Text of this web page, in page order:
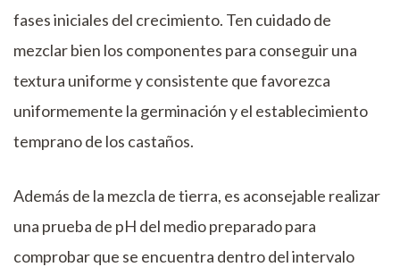
fases iniciales del crecimiento. Ten cuidado de
mezclar bien los componentes para conseguir una
textura uniforme y consistente que favorezca
uniformemente la germinación y el establecimiento
temprano de los castaños.
Además de la mezcla de tierra, es aconsejable realizar
una prueba de pH del medio preparado para
comprobar que se encuentra dentro del intervalo